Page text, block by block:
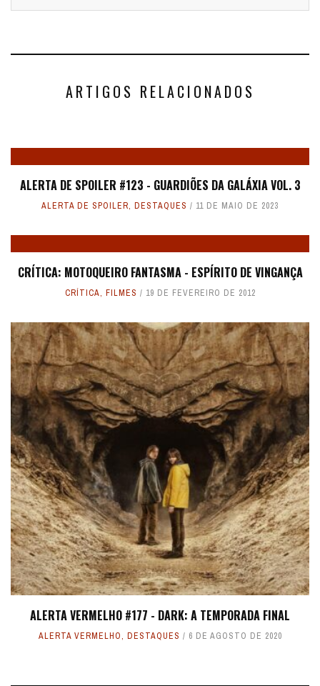
ARTIGOS RELACIONADOS
ALERTA DE SPOILER #123 - GUARDIÕES DA GALÁXIA VOL. 3
ALERTA DE SPOILER, DESTAQUES 11 DE MAIO DE 2023
CRÍTICA: MOTOQUEIRO FANTASMA - ESPÍRITO DE VINGANÇA
CRÍTICA, FILMES 19 DE FEVEREIRO DE 2012
ALERTA VERMELHO #177 - DARK: A TEMPORADA FINAL
ALERTA VERMELHO, DESTAQUES 6 DE AGOSTO DE 2020